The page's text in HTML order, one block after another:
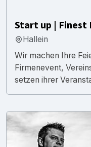
Start up | Finest
Hallein
Wir machen Ihre
Firmenevent,
setzen ihrer